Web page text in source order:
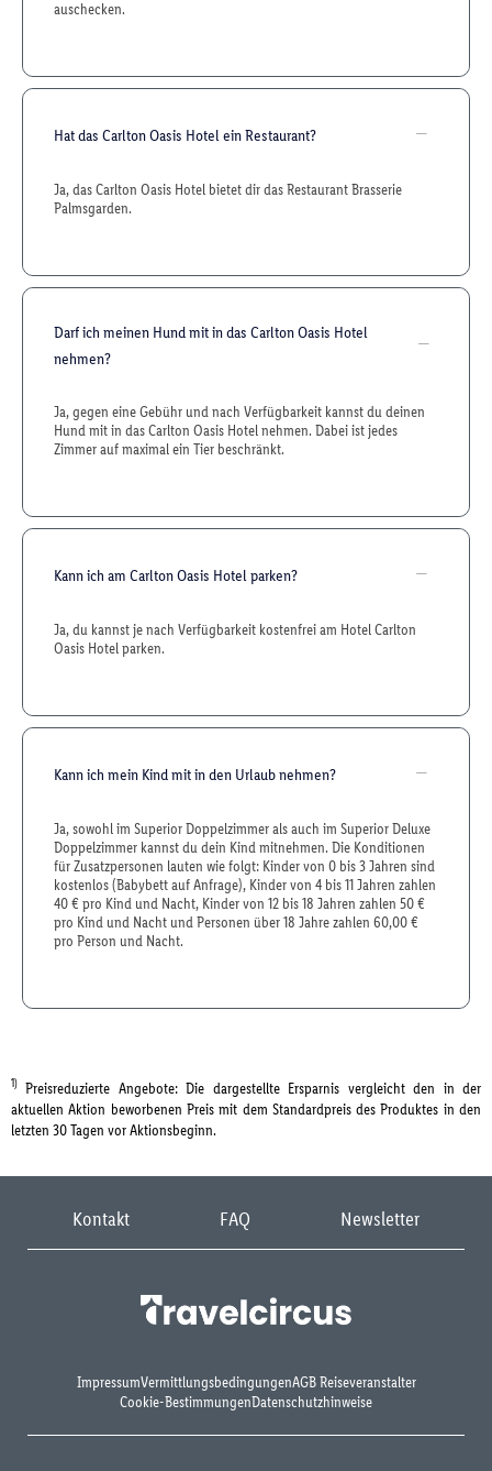
auschecken.
Hat das Carlton Oasis Hotel ein Restaurant?
Ja, das Carlton Oasis Hotel bietet dir das Restaurant Brasserie
Palmsgarden.
Darf ich meinen Hund mit in das Carlton Oasis Hotel
nehmen?
Ja, gegen eine Gebühr und nach Verfügbarkeit kannst du deinen
Hund mit in das Carlton Oasis Hotel nehmen. Dabei ist jedes
Zimmer auf maximal ein Tier beschränkt.
Kann ich am Carlton Oasis Hotel parken?
Ja, du kannst je nach Verfügbarkeit kostenfrei am Hotel Carlton
Oasis Hotel parken.
Kann ich mein Kind mit in den Urlaub nehmen?
Ja, sowohl im Superior Doppelzimmer als auch im Superior Deluxe
Doppelzimmer kannst du dein Kind mitnehmen. Die Konditionen
für Zusatzpersonen lauten wie folgt: Kinder von 0 bis 3 Jahren sind
kostenlos (Babybett auf Anfrage), Kinder von 4 bis 11 Jahren zahlen
40 € pro Kind und Nacht, Kinder von 12 bis 18 Jahren zahlen 50 €
pro Kind und Nacht und Personen über 18 Jahre zahlen 60,00 €
pro Person und Nacht.
1) Preisreduzierte Angebote: Die dargestellte Ersparnis vergleicht den in der
aktuellen Aktion beworbenen Preis mit dem Standardpreis des Produktes in den
letzten 30 Tagen vor Aktionsbeginn.
Kontakt FAQ Newsletter
ImpressumVermittlungsbedingungenAGB Reiseveranstalter
Cookie-BestimmungenDatenschutzhinweise